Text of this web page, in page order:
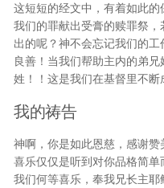
这短短的经文中，有着如此
我们的罪献出受膏的赎罪祭
出的呢？神不会忘记我们的
良善！当我们帮助主内的弟
姓！！这是我们在基督里不断
我的祷告
神啊，你是如此恩慈，感谢
喜乐仅仅是听到对你品格简单
我们何等喜乐，奉我兄长主耶